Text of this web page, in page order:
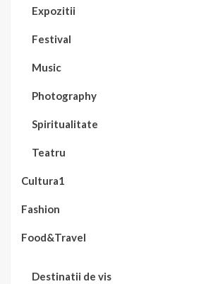
Expozitii
Festival
Music
Photography
Spiritualitate
Teatru
Cultura1
Fashion
Food&Travel
Destinatii de vis